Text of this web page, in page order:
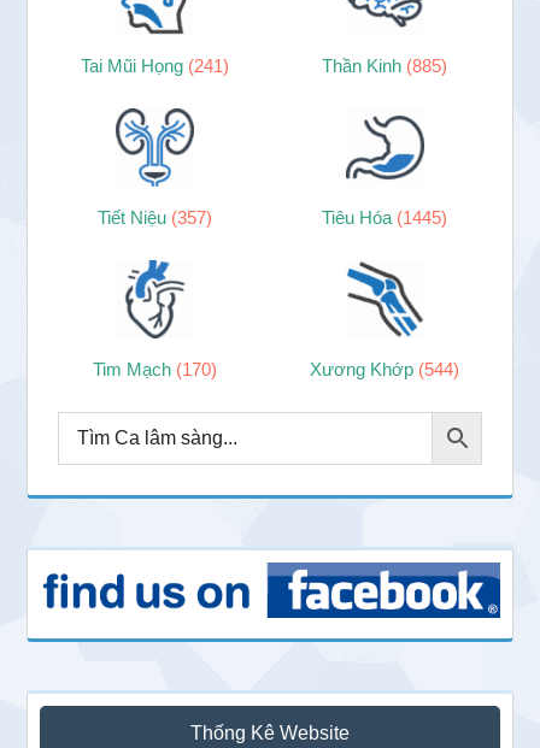
Tai Mũi Họng (241) Thần Kinh (885)
Tiết Niệu (357) Tiêu Hóa (1445)
Tim Mạch (170) Xương Khớp (544)
Thống Kê Website